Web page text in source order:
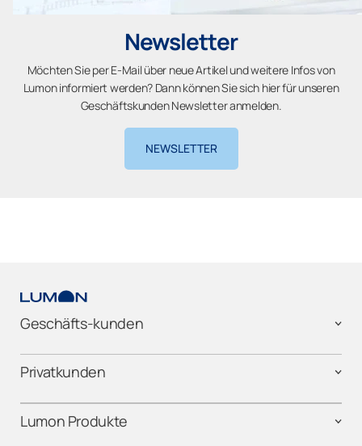
Newsletter
Möchten Sie per E-Mail über neue Artikel und weitere Infos von
Lumon informiert werden? Dann können Sie sich hier für unseren
Geschäftskunden Newsletter anmelden.
NEWSLETTER
Geschäfts-kunden
Privatkunden
Lumon Produkte